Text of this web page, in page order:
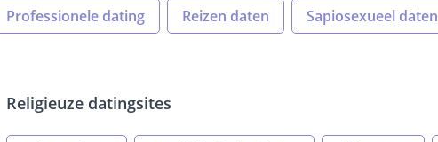
Professionele dating Reizen daten Sapiosexueel daten
Religieuze datingsites